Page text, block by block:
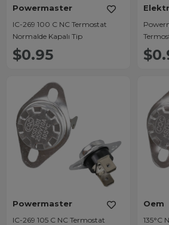
Powermaster
IC-269 100 C NC Termostat
Normalde Kapalı Tip
$0.95
269
Powermaster
IC-269 105 C NC Termostat
Oem
135°C